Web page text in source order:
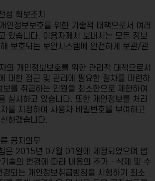
성 확보조치
인정보보호를 위한 기술적 대책으로서 여러
있습니다. 이용자께서 보내시는 모든 정보
보호되는 보안시스템에 안전하게 보관/관
의 개인정보보호를 위한 관리적 대책으로서
대한 접근 및 관리에 필요한 절차를 마련하
를 취급하는 인원을 최소한으로 제한하여
실시하고 있습니다. 또한 개인정보를 처리
를 지정하여 사용자 비밀번호를 부여하고
하겠습니다.
공지의무
은 2015년 07월 01일에 제정되었으며 법
술의 변경에 따라 내용의 추가ㆍ삭제 및 수
되는 개인정보취급방침을 시행하기 최소